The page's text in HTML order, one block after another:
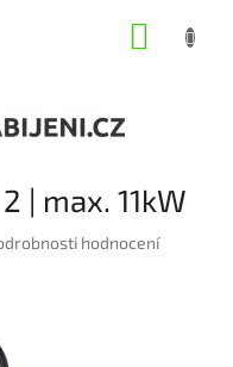
| max. 11kW
hodnocení